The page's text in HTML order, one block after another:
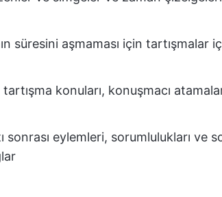
süresini aşmaması için tartışmalar
konuları, konuşmacı
sonrası eylemleri, sorumlulukları ve